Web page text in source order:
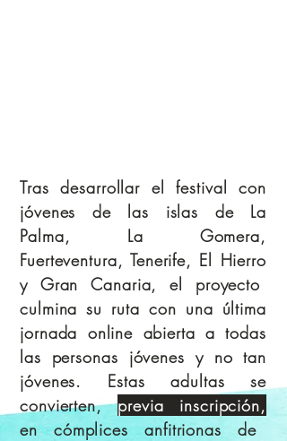
Tras desarrollar el festival con
jóvenes de las islas de La
Palma, La Gomera,
Fuerteventura, Tenerife, El Hierro
y Gran Canaria, el proyecto
culmina su ruta con una última
jornada online abierta a todas
las personas jóvenes y no tan
jóvenes. Estas adultas se
convierten,
previa inscripción,
en cómplices anfitrionas de